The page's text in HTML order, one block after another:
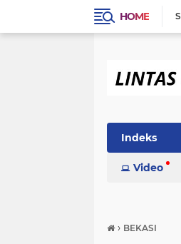
HOME
Indeks
Video
› BEKASI